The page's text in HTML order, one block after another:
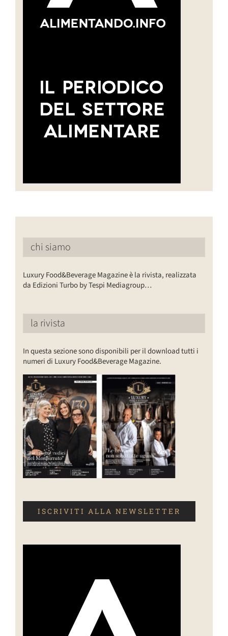
chi siamo
Luxury Food&Beverage Magazine è la rivista, realizzata
da Edizioni Turbo by Tespi Mediagroup…
la rivista
In questa sezione sono disponibili per il download tutti i
numeri di Luxury Food&Beverage Magazine.
ISCRIVITI ALLA NEWSLETTER